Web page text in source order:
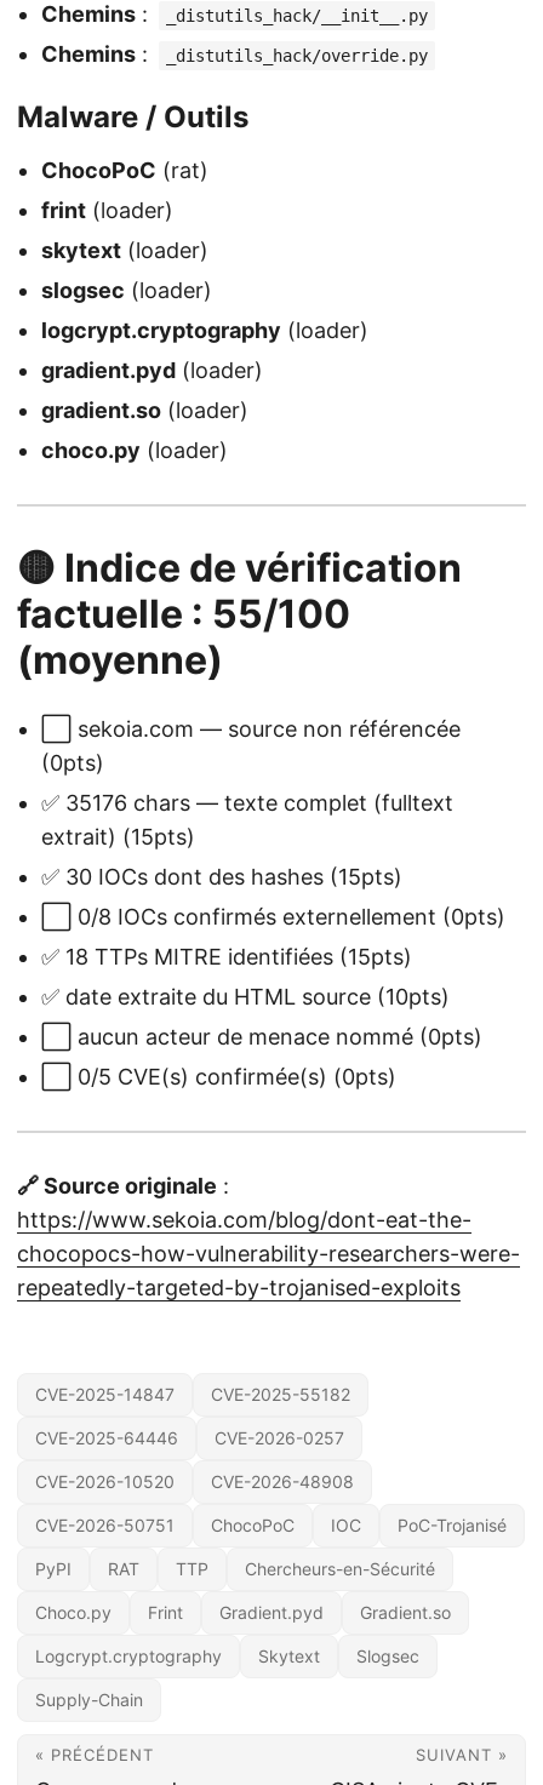
Chemins : _distutils_hack/__init__.py
Chemins : _distutils_hack/override.py
Malware / Outils
ChocoPoC (rat)
frint (loader)
skytext (loader)
slogsec (loader)
logcrypt.cryptography (loader)
gradient.pyd (loader)
gradient.so (loader)
choco.py (loader)
🟡 Indice de vérification
factuelle : 55/100
(moyenne)
⬜ sekoia.com — source non référencée
(0pts)
✅ 35176 chars — texte complet (fulltext
extrait) (15pts)
✅ 30 IOCs dont des hashes (15pts)
⬜ 0/8 IOCs confirmés externellement (0pts)
✅ 18 TTPs MITRE identifiées (15pts)
✅ date extraite du HTML source (10pts)
⬜ aucun acteur de menace nommé (0pts)
⬜ 0/5 CVE(s) confirmée(s) (0pts)
🔗 Source originale :
https://www.sekoia.com/blog/dont-eat-the-
chocopocs-how-vulnerability-researchers-were-
repeatedly-targeted-by-trojanised-exploits
CVE-2025-14847 CVE-2025-55182
CVE-2025-64446 CVE-2026-0257
CVE-2026-10520 CVE-2026-48908
CVE-2026-50751 ChocoPoC IOC PoC-Trojanisé
PyPI RAT TTP Chercheurs-en-Sécurité
Choco.py Frint Gradient.pyd Gradient.so
Logcrypt.cryptography Skytext Slogsec
Supply-Chain
« PRÉCÉDENT SUIVANT »